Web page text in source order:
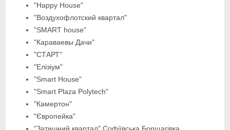
"Happy House"
"Воздухофлотский квартал"
"SMART house"
"Караваевы Дачи"
"СТАРТ"
"Елізіум"
"Smart House"
"Smart Plaza Polytech"
"Камертон"
"Європейка"